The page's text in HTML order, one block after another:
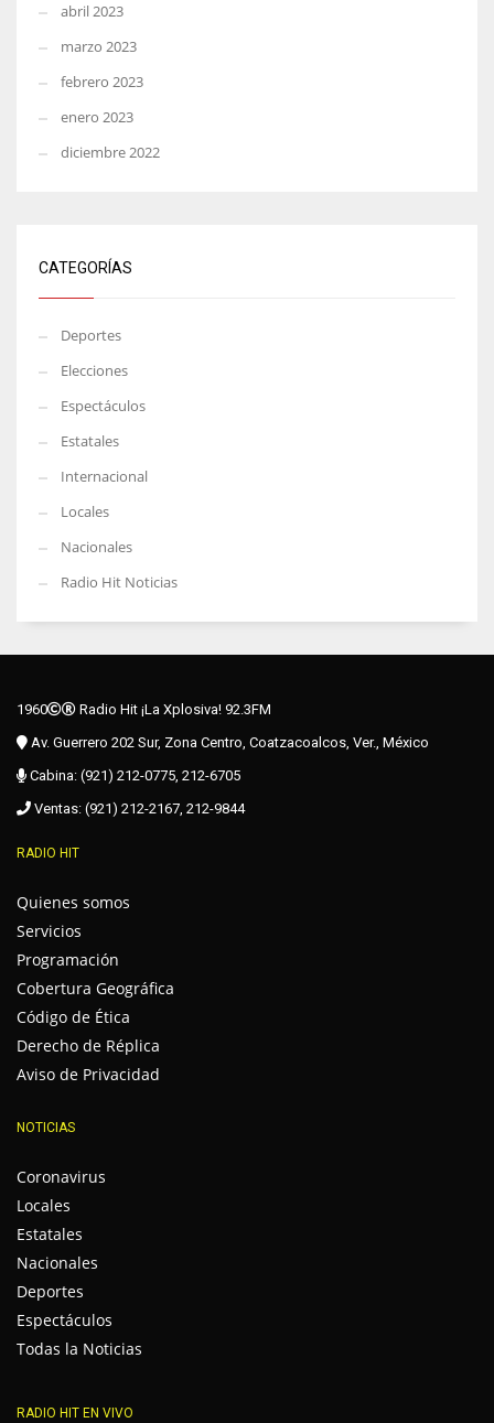
abril 2023
marzo 2023
febrero 2023
enero 2023
diciembre 2022
CATEGORÍAS
Deportes
Elecciones
Espectáculos
Estatales
Internacional
Locales
Nacionales
Radio Hit Noticias
1960
Radio Hit ¡La Xplosiva! 92.3FM
Av. Guerrero 202 Sur, Zona Centro, Coatzacoalcos, Ver., México
Cabina: (921) 212-0775, 212-6705
Ventas: (921) 212-2167, 212-9844
RADIO HIT
Quienes somos
Servicios
Programación
Cobertura Geográfica
Código de Ética
Derecho de Réplica
Aviso de Privacidad
NOTICIAS
Coronavirus
Locales
Estatales
Nacionales
Deportes
Espectáculos
Todas la Noticias
RADIO HIT EN VIVO